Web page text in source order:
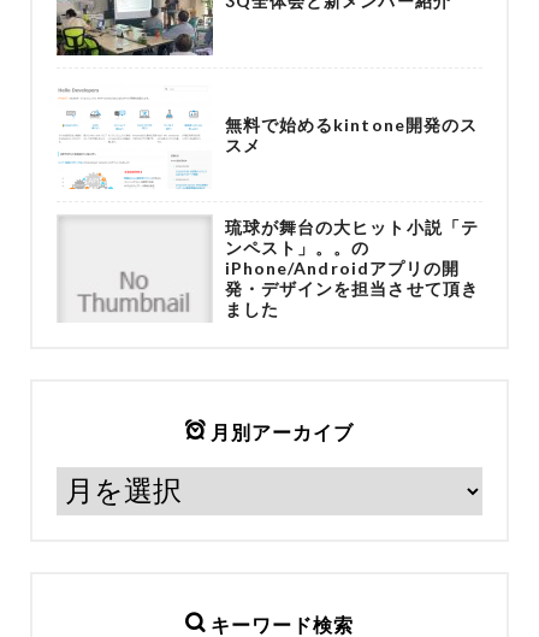
無料で始めるkintone開発のス
スメ
琉球が舞台の大ヒット小説「テ
ンペスト」。。の
iPhone/Androidアプリの開
発・デザインを担当させて頂き
ました
月別アーカイブ
キーワード検索